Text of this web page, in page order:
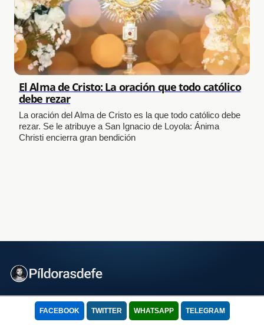
FACEBOOK TWITTER WHATSAPP TELEGRAM
El Alma de Cristo: La oración que todo católico
debe rezar
La oración del Alma de Cristo es la que todo católico debe
rezar. Se le atribuye a San Ignacio de Loyola: Ánima
Christi encierra gran bendición
Evangelizando el continente digital con fe, esperanza y recursos
para el alma.